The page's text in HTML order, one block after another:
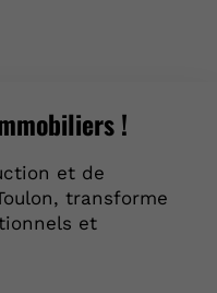
!
et de
transforme
et